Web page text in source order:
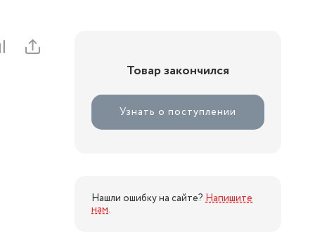
Товар закончился
Узнать о поступлении
Нашли ошибку на сайте? Напишите
нам.